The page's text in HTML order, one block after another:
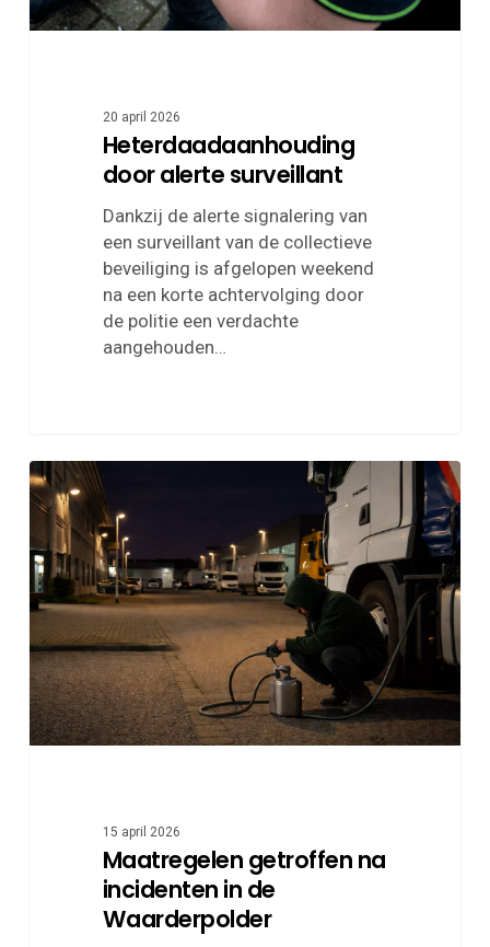
20 april 2026
Heterdaadaanhouding
door alerte surveillant
Dankzij de alerte signalering van
een surveillant van de collectieve
beveiliging is afgelopen weekend
na een korte achtervolging door
de politie een verdachte
aangehouden…
Maatregelen
getroffen
incidenten
in
de
Waarderpolder
15 april 2026
Maatregelen getroffen na
incidenten in de
Waarderpolder